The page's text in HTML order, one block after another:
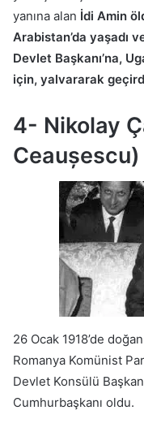
yanına alan İdi Amin
Arabistan’da yaşadı
Devlet Başkanı’na,
için, yalvararak
4- Nikolay
Ceaușescu)
26 Ocak 1918’de
Romanya Komünist
Devlet Konsülü
Cumhurbaşkanı oldu.